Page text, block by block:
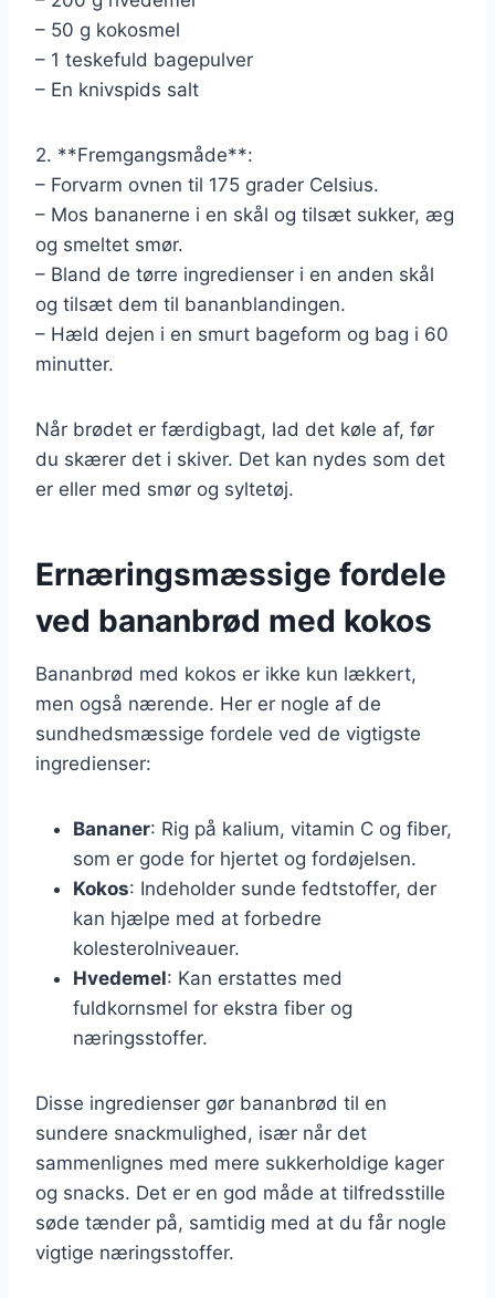
– 50 g kokosmel
– 1 teskefuld bagepulver
– En knivspids salt
2. **Fremgangsmåde**:
– Forvarm ovnen til 175 grader Celsius.
– Mos bananerne i en skål og tilsæt sukker, æg
og smeltet smør.
– Bland de tørre ingredienser i en anden skål
og tilsæt dem til bananblandingen.
– Hæld dejen i en smurt bageform og bag i 60
minutter.
Når brødet er færdigbagt, lad det køle af, før
du skærer det i skiver. Det kan nydes som det
er eller med smør og syltetøj.
Ernæringsmæssige fordele
ved bananbrød med kokos
Bananbrød med kokos er ikke kun lækkert,
men også nærende. Her er nogle af de
sundhedsmæssige fordele ved de vigtigste
ingredienser:
Bananer: Rig på kalium, vitamin C og fiber,
som er gode for hjertet og fordøjelsen.
Kokos: Indeholder sunde fedtstoffer, der
kan hjælpe med at forbedre
kolesterolniveauer.
Hvedemel: Kan erstattes med
fuldkornsmel for ekstra fiber og
næringsstoffer.
Disse ingredienser gør bananbrød til en
sundere snackmulighed, især når det
sammenlignes med mere sukkerholdige kager
og snacks. Det er en god måde at tilfredsstille
søde tænder på, samtidig med at du får nogle
vigtige næringsstoffer.